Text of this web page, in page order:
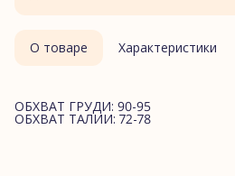
О товаре Характеристики
ОБХВАТ ГРУДИ: 90-95
ОБХВАТ ТАЛИИ: 72-78